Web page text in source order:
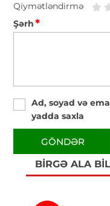
Qiymətləndirmə
Şərh*
Ad, soyad və
yadda saxla
GÖNDƏR
BIRGƏ ALA